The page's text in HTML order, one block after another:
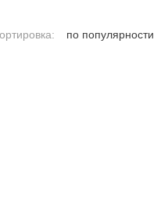
по популярности